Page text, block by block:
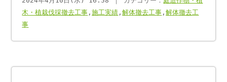
木・植栽伐採撤去工事 ,施工実績 ,解体撤去工事 ,解体撤去工
事